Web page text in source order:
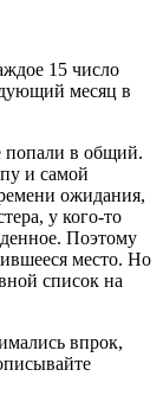
15 число
месяц в
попали в общий.
и самой
ожидания,
у кого-то
Поэтому
место. Но
список на
впрок,